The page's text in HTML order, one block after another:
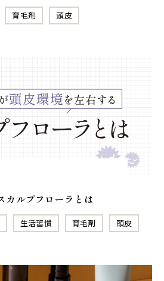
育毛剤 頭皮
カルプフローラとは
生活習慣 育毛剤 頭皮